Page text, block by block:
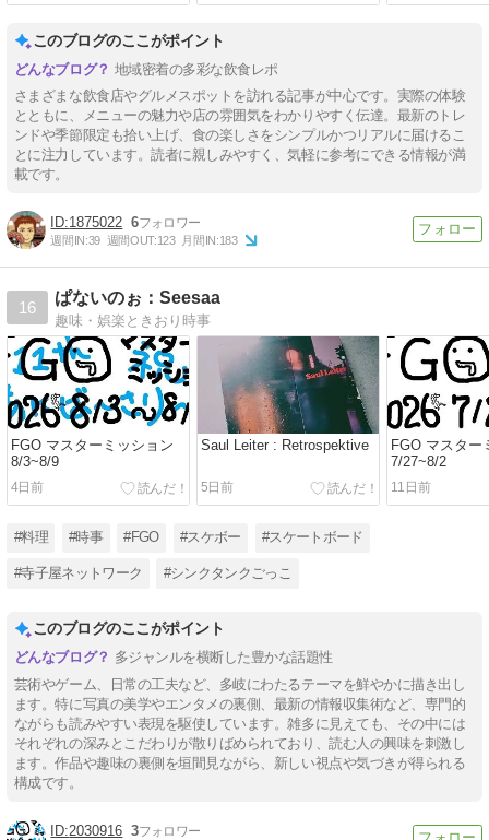
このブログのここがポイント
地域密着の多彩な飲食レポ
さまざまな飲食店やグルメスポットを訪れる記事が中心です。実際の体験
とともに、メニューの魅力や店の雰囲気をわかりやすく伝達。最新のトレ
ンドや季節限定も拾い上げ、食の楽しさをシンプルかつリアルに届けるこ
とに注力しています。読者に親しみやすく、気軽に参考にできる情報が満
載です。
1875022 6
週間IN:39 週間OUT:123 月間IN:183
16
ぱないのぉ：Seesaa
趣味・娯楽ときおり時事
FGO マスターミッション
8/3~8/9
4日前
Saul Leiter : Retrospektive
5日前
FGO マスター
7/27~8/2
11日前
#料理 #時事 #FGO #スケボー #スケートボード
#寺子屋ネットワーク #シンクタンクごっこ
このブログのここがポイント
多ジャンルを横断した豊かな話題性
芸術やゲーム、日常の工夫など、多岐にわたるテーマを鮮やかに描き出し
ます。特に写真の美学やエンタメの裏側、最新の情報収集術など、専門的
ながらも読みやすい表現を駆使しています。雑多に見えても、その中には
それぞれの深みとこだわりが散りばめられており、読む人の興味を刺激し
ます。作品や趣味の裏側を垣間見ながら、新しい視点や気づきが得られる
構成です。
2030916 3